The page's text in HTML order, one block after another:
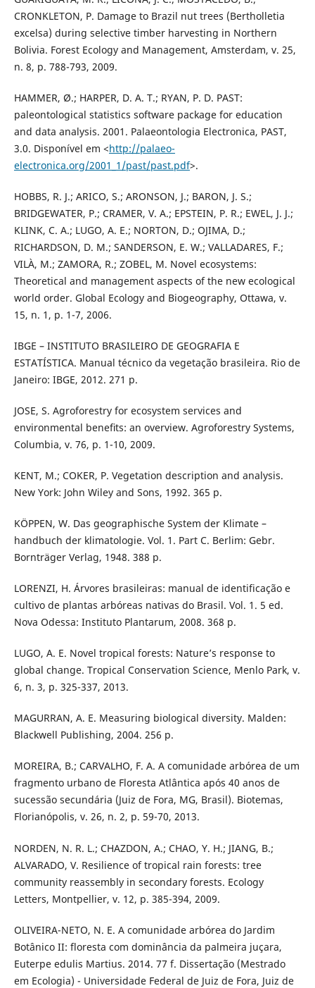
CRONKLETON, P. Damage to Brazil nut trees (Bertholletia
excelsa) during selective timber harvesting in Northern
Bolivia. Forest Ecology and Management, Amsterdam, v. 25,
n. 8, p. 788-793, 2009.
HAMMER, Ø.; HARPER, D. A. T.; RYAN, P. D. PAST:
paleontological statistics software package for education
and data analysis. 2001. Palaeontologia Electronica, PAST,
3.0. Disponível em <http://palaeo-
electronica.org/2001_1/past/past.pdf>.
HOBBS, R. J.; ARICO, S.; ARONSON, J.; BARON, J. S.;
BRIDGEWATER, P.; CRAMER, V. A.; EPSTEIN, P. R.; EWEL, J. J.;
KLINK, C. A.; LUGO, A. E.; NORTON, D.; OJIMA, D.;
RICHARDSON, D. M.; SANDERSON, E. W.; VALLADARES, F.;
VILÀ, M.; ZAMORA, R.; ZOBEL, M. Novel ecosystems:
Theoretical and management aspects of the new ecological
world order. Global Ecology and Biogeography, Ottawa, v.
15, n. 1, p. 1-7, 2006.
IBGE – INSTITUTO BRASILEIRO DE GEOGRAFIA E
ESTATÍSTICA. Manual técnico da vegetação brasileira. Rio de
Janeiro: IBGE, 2012. 271 p.
JOSE, S. Agroforestry for ecosystem services and
environmental beneﬁts: an overview. Agroforestry Systems,
Columbia, v. 76, p. 1-10, 2009.
KENT, M.; COKER, P. Vegetation description and analysis.
New York: John Wiley and Sons, 1992. 365 p.
KÖPPEN, W. Das geographische System der Klimate –
handbuch der klimatologie. Vol. 1. Part C. Berlim: Gebr.
Bornträger Verlag, 1948. 388 p.
LORENZI, H. Árvores brasileiras: manual de identificação e
cultivo de plantas arbóreas nativas do Brasil. Vol. 1. 5 ed.
Nova Odessa: Instituto Plantarum, 2008. 368 p.
LUGO, A. E. Novel tropical forests: Nature’s response to
global change. Tropical Conservation Science, Menlo Park, v.
6, n. 3, p. 325-337, 2013.
MAGURRAN, A. E. Measuring biological diversity. Malden:
Blackwell Publishing, 2004. 256 p.
MOREIRA, B.; CARVALHO, F. A. A comunidade arbórea de um
fragmento urbano de Floresta Atlântica após 40 anos de
sucessão secundária (Juiz de Fora, MG, Brasil). Biotemas,
Florianópolis, v. 26, n. 2, p. 59-70, 2013.
NORDEN, N. R. L.; CHAZDON, A.; CHAO, Y. H.; JIANG, B.;
ALVARADO, V. Resilience of tropical rain forests: tree
community reassembly in secondary forests. Ecology
Letters, Montpellier, v. 12, p. 385-394, 2009.
OLIVEIRA-NETO, N. E. A comunidade arbórea do Jardim
Botânico II: floresta com dominância da palmeira juçara,
Euterpe edulis Martius. 2014. 77 f. Dissertação (Mestrado
em Ecologia) - Universidade Federal de Juiz de Fora, Juiz de